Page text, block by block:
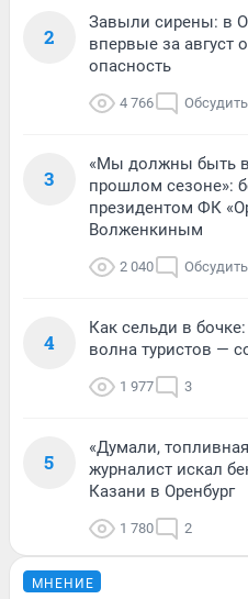
2
Завыли сирены: в
впервые за август
опасность
4 766 Обсудить
3
«Мы должны быть
прошлом сезоне»:
президентом ФК
Волженкиным
2 040 Обсудить
4
Как сельди в
волна туристов —
1 977 3
5
«Думали,
журналист искал
Казани в Оренбург
1 780 2
МНЕНИЕ